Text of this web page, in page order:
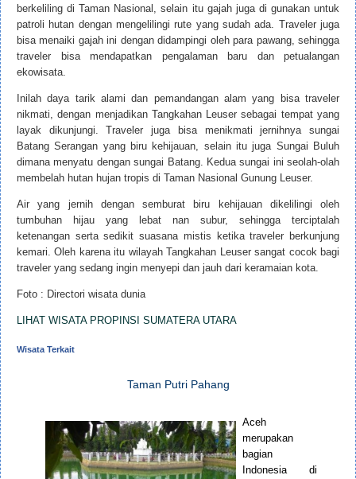
berkeliling di Taman Nasional, selain itu gajah juga di gunakan untuk
patroli hutan dengan mengelilingi rute yang sudah ada. Traveler juga
bisa menaiki gajah ini dengan didampingi oleh para pawang, sehingga
traveler bisa mendapatkan pengalaman baru dan petualangan
ekowisata.
Inilah daya tarik alami dan pemandangan alam yang bisa traveler
nikmati, dengan menjadikan Tangkahan Leuser sebagai tempat yang
layak dikunjungi. Traveler juga bisa menikmati jernihnya sungai
Batang Serangan yang biru kehijauan, selain itu juga Sungai Buluh
dimana menyatu dengan sungai Batang. Kedua sungai ini seolah-olah
membelah hutan hujan tropis di Taman Nasional Gunung Leuser.
Air yang jernih dengan semburat biru kehijauan dikelilingi oleh
tumbuhan hijau yang lebat nan subur, sehingga terciptalah
ketenangan serta sedikit suasana mistis ketika traveler berkunjung
kemari. Oleh karena itu wilayah Tangkahan Leuser sangat cocok bagi
traveler yang sedang ingin menyepi dan jauh dari keramaian kota.
Foto : Directori wisata dunia
LIHAT WISATA PROPINSI SUMATERA UTARA
Wisata Terkait
Taman Putri Pahang
Aceh
merupakan
bagian
Indonesia di